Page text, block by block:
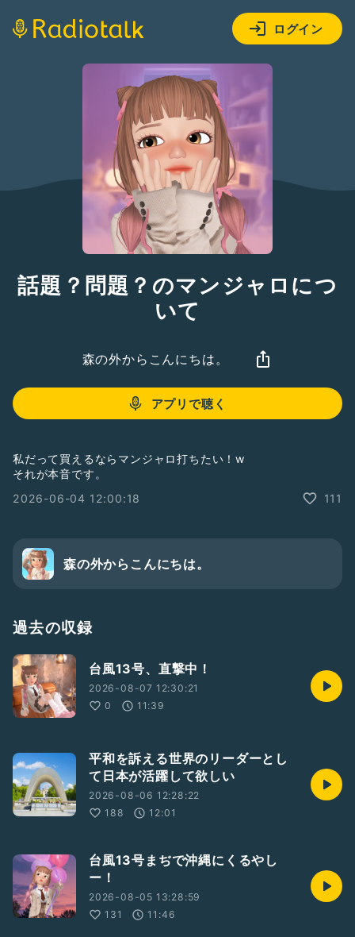
ログイン
話題？問題？のマンジャロにつ
いて
森の外からこんにちは。
アプリで聴く
私だって買えるならマンジャロ打ちたい！w
それが本音です。
2026-06-04 12:00:18
111
森の外からこんにちは。
過去の収録
台風13号、直撃中！
2026-08-07 12:30:21
0
11:39
平和を訴える世界のリーダーとし
て日本が活躍して欲しい
2026-08-06 12:28:22
188
12:01
台風13号まぢで沖縄にくるやし
ー！
2026-08-05 13:28:59
131
11:46